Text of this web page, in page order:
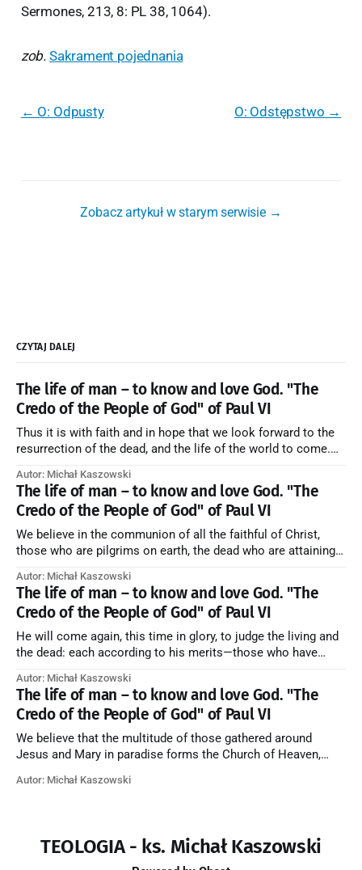
Sermones, 213, 8: PL 38, 1064).
zob. Sakrament pojednania
← O: Odpusty O: Odstępstwo →
Zobacz artykuł w starym serwisie →
CZYTAJ DALEJ
The life of man – to know and love God. "The
Credo of the People of God" of Paul VI
Thus it is with faith and in hope that we look forward to the
resurrection of the dead, and the life of the world to come.
artykuł w starym serwisie →
Autor: Michał Kaszowski
The life of man – to know and love God. "The
Credo of the People of God" of Paul VI
We believe in the communion of all the faithful of Christ,
those who are pilgrims on earth, the dead who are attaining
forming one Church; and we believe that in this communion
the merciful love of God and His saints is
Autor: Michał Kaszowski
The life of man – to know and love God. "The
Credo of the People of God" of Paul VI
He will come again, this time in glory, to judge the living and
the dead: each according to his merits—those who have
those who have refused them to the end going to the fire that
is not
Autor: Michał Kaszowski
The life of man – to know and love God. "The
Credo of the People of God" of Paul VI
We believe that the multitude of those gathered around
Jesus and Mary in paradise forms the Church of Heaven,
they also, in different degrees, are associated with the holy
Autor: Michał Kaszowski
TEOLOGIA - ks. Michał Kaszowski